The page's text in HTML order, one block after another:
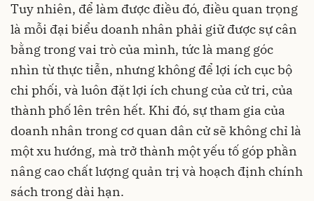
Tuy nhiên, để làm được điều đó, điều quan trọng
là mỗi đại biểu doanh nhân phải giữ được sự cân
bằng trong vai trò của mình, tức là mang góc
nhìn từ thực tiễn, nhưng không để lợi ích cục bộ
chi phối, và luôn đặt lợi ích chung của cử tri, của
thành phố lên trên hết. Khi đó, sự tham gia của
doanh nhân trong cơ quan dân cử sẽ không chỉ là
một xu hướng, mà trở thành một yếu tố góp phần
nâng cao chất lượng quản trị và hoạch định chính
sách trong dài hạn.